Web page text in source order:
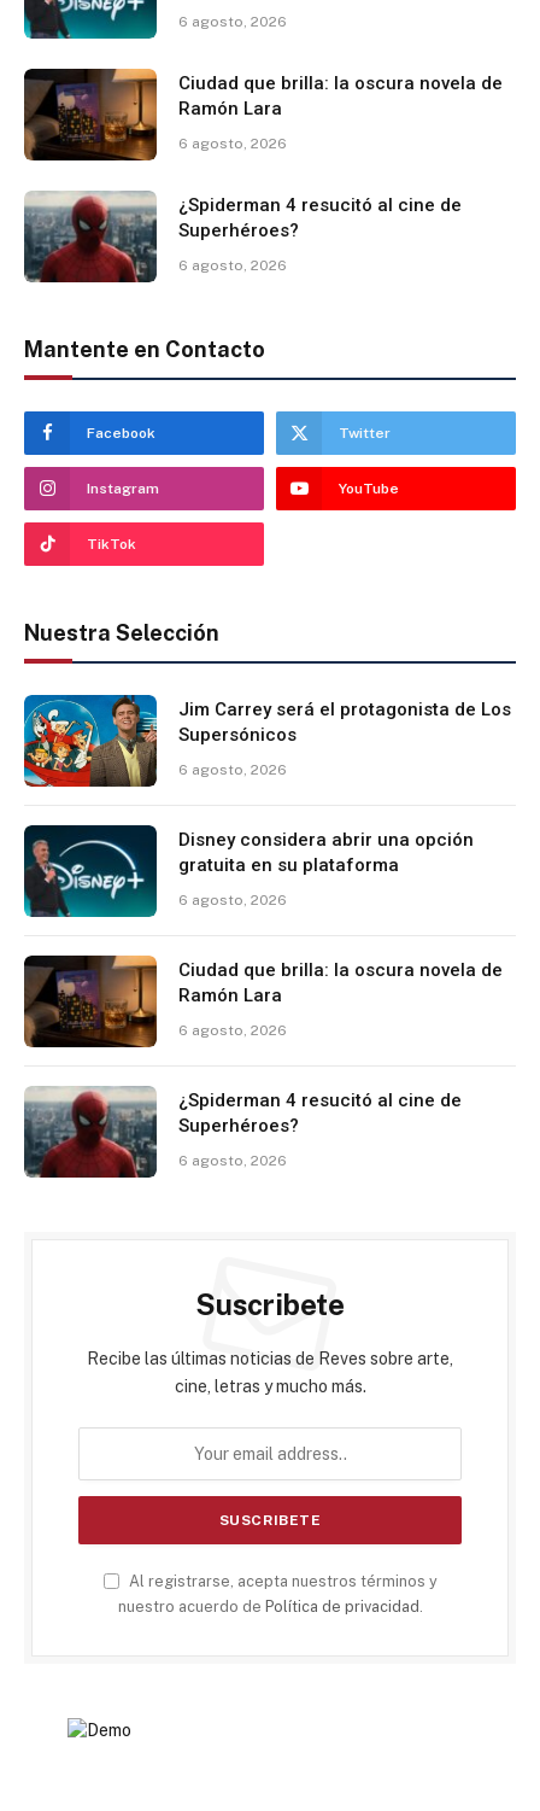
6 agosto, 2026
Ciudad que brilla: la oscura novela de
Ramón Lara
6 agosto, 2026
¿Spiderman 4 resucitó al cine de
Superhéroes?
6 agosto, 2026
Mantente en Contacto
Facebook Twitter
Instagram YouTube
TikTok
Nuestra Selección
Jim Carrey será el protagonista de Los
Supersónicos
6 agosto, 2026
Disney considera abrir una opción
gratuita en su plataforma
6 agosto, 2026
Ciudad que brilla: la oscura novela de
Ramón Lara
6 agosto, 2026
¿Spiderman 4 resucitó al cine de
Superhéroes?
6 agosto, 2026
Suscribete
Recibe las últimas noticias de Reves sobre arte,
cine, letras y mucho más.
Al registrarse, acepta nuestros términos y
nuestro acuerdo de Política de privacidad